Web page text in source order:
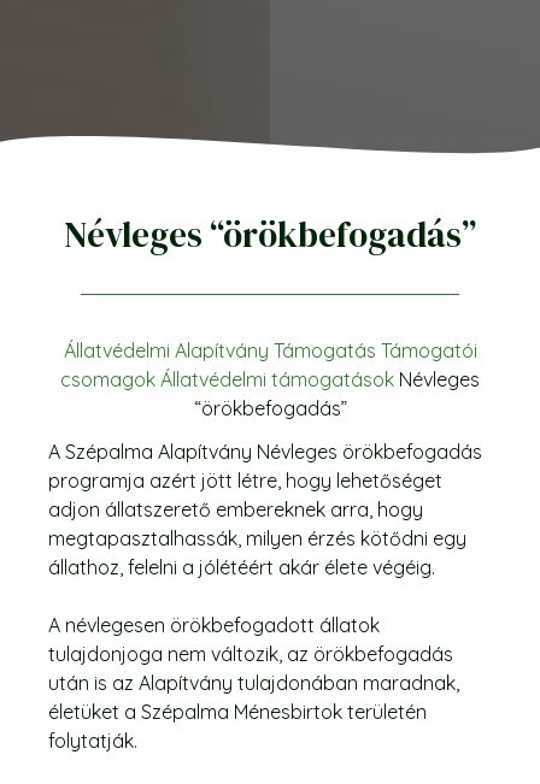
Névleges “örökbefogadás”
Állatvédelmi Alapítvány Támogatás Támogatói
csomagok Állatvédelmi támogatások Névleges
“örökbefogadás”
A Szépalma Alapítvány Névleges örökbefogadás
programja azért jött létre, hogy lehetőséget
adjon állatszerető embereknek arra, hogy
megtapasztalhassák, milyen érzés kötődni egy
állathoz, felelni a jólétéért akár élete végéig.
A névlegesen örökbefogadott állatok
tulajdonjoga nem változik, az örökbefogadás
után is az Alapítvány tulajdonában maradnak,
életüket a Szépalma Ménesbirtok területén
folytatják.